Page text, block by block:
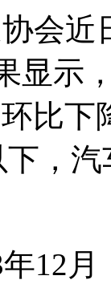
会近
显示
比下
，
12